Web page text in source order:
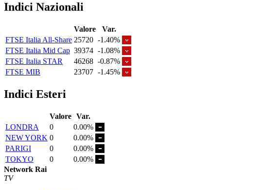
Indici Nazionali
Valore
Var.
FTSE Italia All-Share 25720 -1.40%
FTSE Italia Mid Cap 39374 -1.08%
FTSE Italia STAR
46268 -0.87%
FTSE MIB
23707 -1.45%
Indici Esteri
Valore Var.
LONDRA
0
0.00%
NEW YORK 0
0.00%
PARIGI
0
0.00%
TOKYO
0
0.00%
Network Rai
TV